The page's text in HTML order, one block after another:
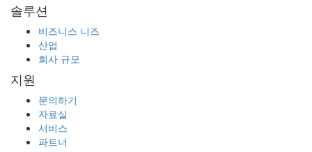
솔루션
비즈니스 니즈
산업
회사 규모
지원
문의하기
자료실
서비스
파트너